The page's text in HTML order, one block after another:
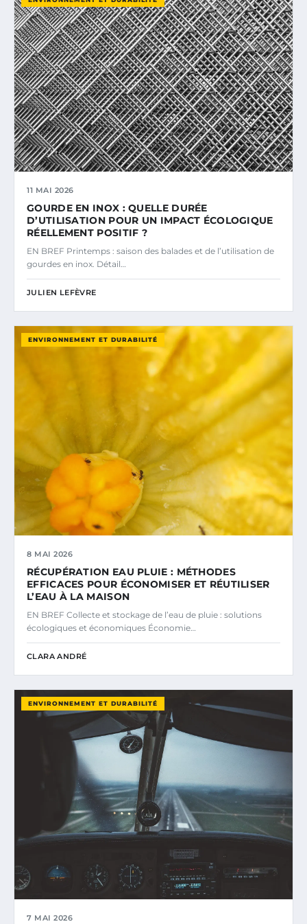
11 MAI 2026
GOURDE EN INOX : QUELLE DURÉE
D’UTILISATION POUR UN IMPACT ÉCOLOGIQUE
RÉELLEMENT POSITIF ?
EN BREF Printemps : saison des balades et de l’utilisation de
gourdes en inox. Détail…
JULIEN LEFÈVRE
ENVIRONNEMENT ET DURABILITÉ
8 MAI 2026
RÉCUPÉRATION EAU PLUIE : MÉTHODES
EFFICACES POUR ÉCONOMISER ET RÉUTILISER
L’EAU À LA MAISON
EN BREF Collecte et stockage de l’eau de pluie : solutions
écologiques et économiques Économie…
CLARA ANDRÉ
ENVIRONNEMENT ET DURABILITÉ
7 MAI 2026